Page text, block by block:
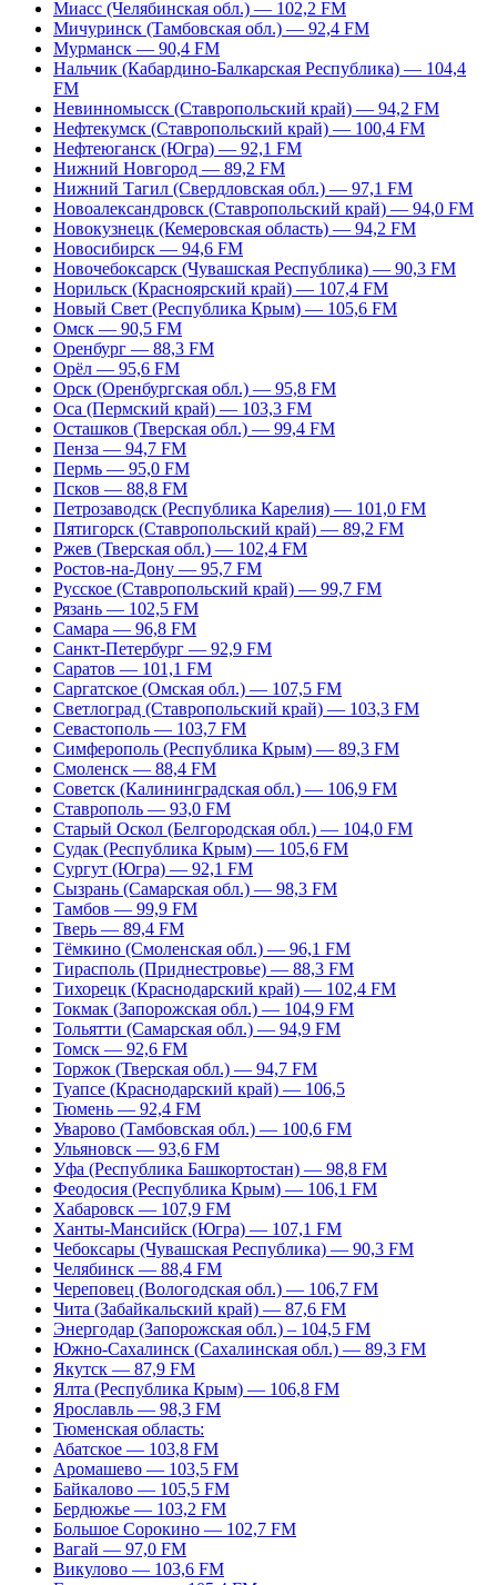
Миасс (Челябинская обл.) — 102,2 FM
Мичуринск (Тамбовская обл.) — 92,4 FM
Мурманск — 90,4 FM
Нальчик (Кабардино-Балкарская Республика) — 104,4
FM
Невинномысск (Ставропольский край) — 94,2 FM
Нефтекумск (Ставропольский край) — 100,4 FM
Нефтеюганск (Югра) — 92,1 FM
Нижний Новгород — 89,2 FM
Нижний Тагил (Свердловская обл.) — 97,1 FM
Новоалександровск (Ставропольский край) — 94,0 FM
Новокузнецк (Кемеровская область) — 94,2 FM
Новосибирск — 94,6 FM
Новочебоксарск (Чувашская Республика) — 90,3 FM
Норильск (Красноярский край) — 107,4 FM
Новый Свет (Республика Крым) — 105,6 FM
Омск — 90,5 FM
Оренбург — 88,3 FM
Орёл — 95,6 FM
Орск (Оренбургская обл.) — 95,8 FM
Оса (Пермский край) — 103,3 FM
Осташков (Тверская обл.) — 99,4 FM
Пенза — 94,7 FM
Пермь — 95,0 FM
Псков — 88,8 FM
Петрозаводск (Республика Карелия) — 101,0 FM
Пятигорск (Ставропольский край) — 89,2 FM
Ржев (Тверская обл.) — 102,4 FM
Ростов-на-Дону — 95,7 FM
Русское (Ставропольский край) — 99,7 FM
Рязань — 102,5 FM
Самара — 96,8 FM
Санкт-Петербург — 92,9 FM
Саратов — 101,1 FM
Саргатское (Омская обл.) — 107,5 FM
Светлоград (Ставропольский край) — 103,3 FM
Севастополь — 103,7 FM
Симферополь (Республика Крым) — 89,3 FM
Смоленск — 88,4 FM
Советск (Калининградская обл.) — 106,9 FM
Ставрополь — 93,0 FM
Старый Оскол (Белгородская обл.) — 104,0 FM
Судак (Республика Крым) — 105,6 FM
Сургут (Югра) — 92,1 FM
Сызрань (Самарская обл.) — 98,3 FM
Тамбов — 99,9 FM
Тверь — 89,4 FM
Тёмкино (Смоленская обл.) — 96,1 FM
Тирасполь (Приднестровье) — 88,3 FM
Тихорецк (Краснодарский край) — 102,4 FM
Токмак (Запорожская обл.) — 104,9 FM
Тольятти (Самарская обл.) — 94,9 FM
Томск — 92,6 FM
Торжок (Тверская обл.) — 94,7 FM
Туапсе (Краснодарский край) — 106,5
Тюмень — 92,4 FM
Уварово (Тамбовская обл.) — 100,6 FM
Ульяновск — 93,6 FM
Уфа (Республика Башкортостан) — 98,8 FM
Феодосия (Республика Крым) — 106,1 FM
Хабаровск — 107,9 FM
Ханты-Мансийск (Югра) — 107,1 FM
Чебоксары (Чувашская Республика) — 90,3 FM
Челябинск — 88,4 FM
Череповец (Вологодская обл.) — 106,7 FM
Чита (Забайкальский край) — 87,6 FM
Энергодар (Запорожская обл.) – 104,5 FM
Южно-Сахалинск (Сахалинская обл.) — 89,3 FM
Якутск — 87,9 FM
Ялта (Республика Крым) — 106,8 FM
Ярославль — 98,3 FM
Тюменская область:
Абатское — 103,8 FM
Аромашево — 103,5 FM
Байкалово — 105,5 FM
Бердюжье — 103,2 FM
Большое Сорокино — 102,7 FM
Вагай — 97,0 FM
Викулово — 103,6 FM